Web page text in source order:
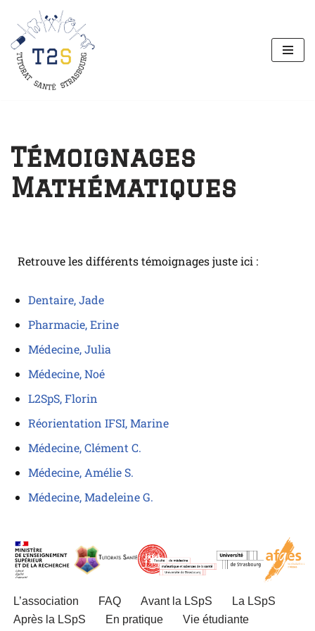
Aller
au
contenu
Témoignages
Mathématiques
Retrouve les différents témoignages juste ici :
Dentaire, Jade
Pharmacie, Erine
Médecine, Julia
Médecine, Noé
L2SpS, Florin
Réorientation IFSI, Marine
Médecine, Clément C.
Médecine, Amélie S.
Médecine, Madeleine G.
L’association FAQ Avant la LSpS
La LSpS
Après la LSpS
En pratique Vie étudiante